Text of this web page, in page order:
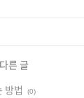
른 글
방법
(0)